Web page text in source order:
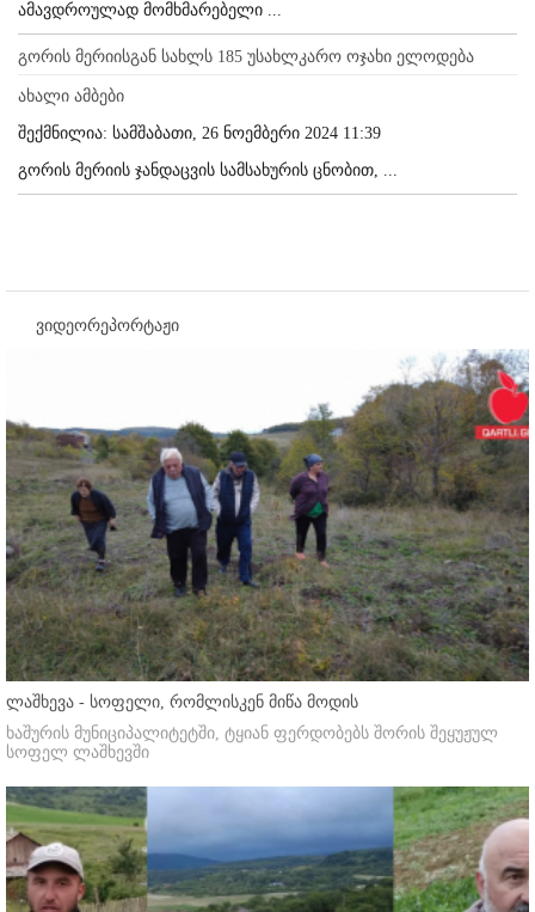
ამავდროულად მომხმარებელი ...
გორის მერიისგან სახლს 185 უსახლკარო ოჯახი ელოდება
ახალი ამბები
შექმნილია: სამშაბათი, 26 ნოემბერი 2024 11:39
გორის მერიის ჯანდაცვის სამსახურის ცნობით, ...
ვიდეორეპორტაჟი
ლაშხევა - სოფელი, რომლისკენ მიწა მოდის
ხაშურის მუნიციპალიტეტში, ტყიან ფერდობებს შორის შეყუჟულ
სოფელ ლაშხევში